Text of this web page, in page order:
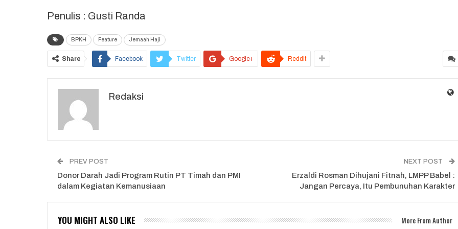
Penulis : Gusti Randa
BPKH Feature Jemaah Haji
Share Facebook Twitter Google+ ReddIt
Redaksi
PREV POST
Donor Darah Jadi Program Rutin PT Timah dan PMI
dalam Kegiatan Kemanusiaan
NEXT POST
Erzaldi Rosman Dihujani Fitnah, LMPP Babel :
Jangan Percaya, Itu Pembunuhan Karakter
YOU MIGHT ALSO LIKE More From Author